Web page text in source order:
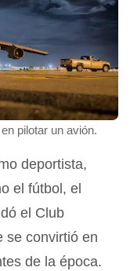
pilotar un avión.
deportista,
el fútbol, el
el Club
se convirtió en
de la época.